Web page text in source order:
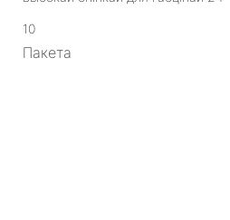
10
Пакета